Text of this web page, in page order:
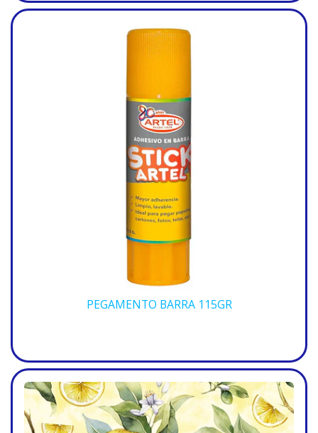
PEGAMENTO BARRA 115GR